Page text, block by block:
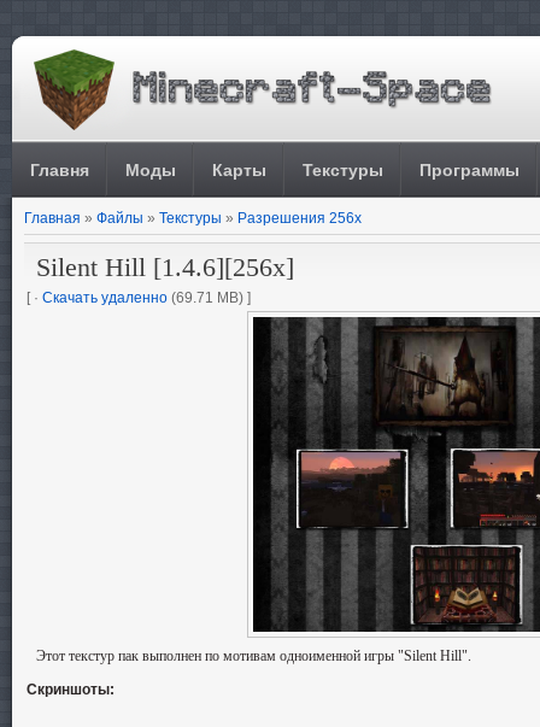
Главня Моды Карты Текстуры Программы
Главная » Файлы » Текстуры » Разрешения 256x
Silent Hill [1.4.6][256x]
[ · Скачать удаленно (69.71 MB) ]
Этот текстур пак выполнен по мотивам одноименной игры "Silent Hill".
Скриншоты: